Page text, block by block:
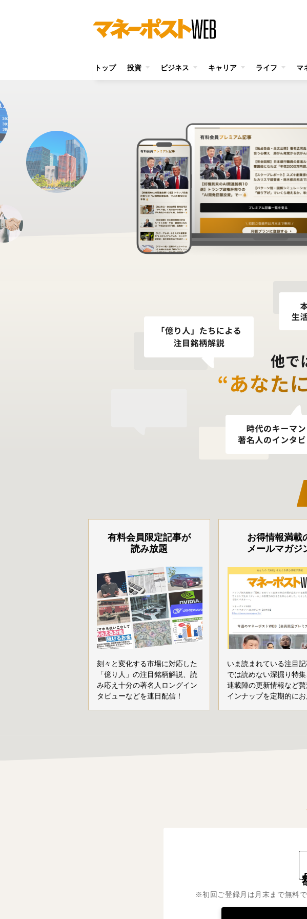
トップ 投資 ビジネス キャリア ライフ マ
有料会員限定記事が
読み放題
刻々と変化する市場に対応した
「億り人」の注目銘柄解説、読
み応え十分の著名人ロングイン
タビューなどを連日配信！
お得情報満載
メールマガジ
いま読まれている注目
では読めない深掘り特
連載陣の更新情報など贅
インナップを定期的にお
※初回ご登録月は月末まで無料